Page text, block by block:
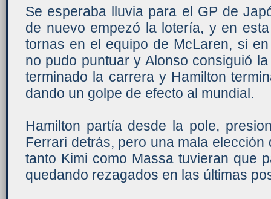
Se esperaba lluvia para el GP de
de nuevo empezó la lotería, y en
tornas en el equipo de McLaren, si
no pudo puntuar y Alonso consiguió
terminado la carrera y Hamilton
dando un golpe de efecto al mundial.
Hamilton partía desde la pole,
Ferrari detrás, pero una mala
tanto Kimi como Massa tuvieran que
quedando rezagados en las últimas